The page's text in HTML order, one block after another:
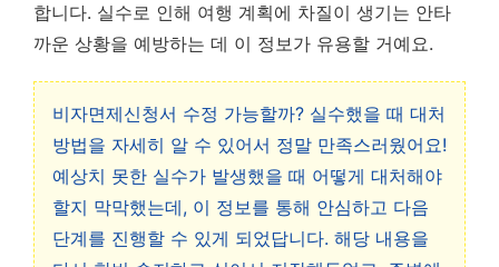
합니다. 실수로 인해 여행 계획에 차질이 생기는 안타
까운 상황을 예방하는 데 이 정보가 유용할 거예요.
비자면제신청서 수정 가능할까? 실수했을 때 대처
방법을 자세히 알 수 있어서 정말 만족스러웠어요!
예상치 못한 실수가 발생했을 때 어떻게 대처해야
할지 막막했는데, 이 정보를 통해 안심하고 다음
단계를 진행할 수 있게 되었답니다. 해당 내용을